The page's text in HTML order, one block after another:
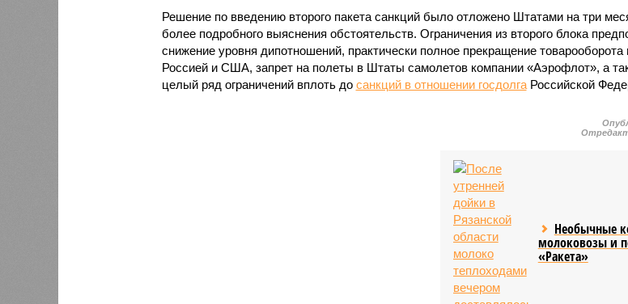
Решение по введению второго пакета санкций было отложено Штатами на три
более подробного выяснения обстоятельств. Ограничения из второго блока
снижение уровня дипотношений, практически полное прекращение
Россией и США, запрет на полеты в Штаты самолетов компании «Аэрофлот», а
целый ряд ограничений вплоть до санкций в отношении госдолгаРоссийской
Необычные
молоковозы и
«Ракета»